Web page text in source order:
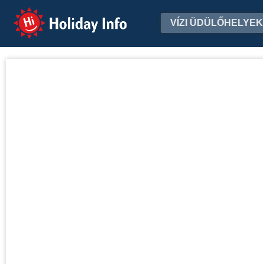
Holiday Info VÍZI ÜDÜLŐHELYEK